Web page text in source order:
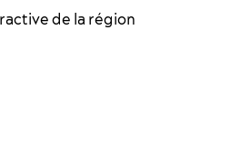
de la région